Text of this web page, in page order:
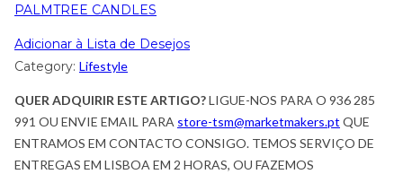
PALMTREE CANDLES
Adicionar à Lista de Desejos
Category: Lifestyle
QUER ADQUIRIR ESTE ARTIGO?LIGUE-NOS PARA O 936 285
991 OU ENVIE EMAIL PARA store-tsm@marketmakers.pt QUE
ENTRAMOS EM CONTACTO CONSIGO. TEMOS SERVIÇO DE
ENTREGAS EM LISBOA EM 2 HORAS, OU FAZEMOS